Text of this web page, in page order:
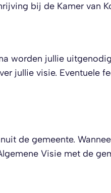
bij de Kamer van
worden jullie
jullie visie. Eventuele
de gemeente.
Visie met de